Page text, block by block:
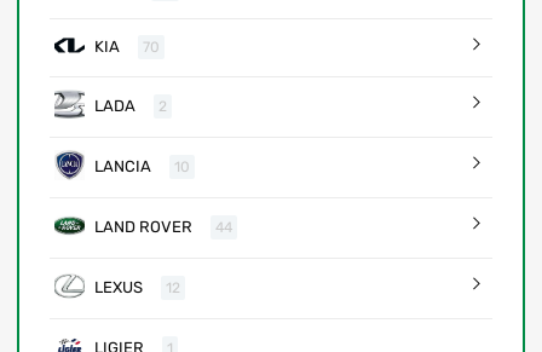
KIA 70
LADA 2
LANCIA 10
LAND ROVER 44
LEXUS 12
LIGIER 1